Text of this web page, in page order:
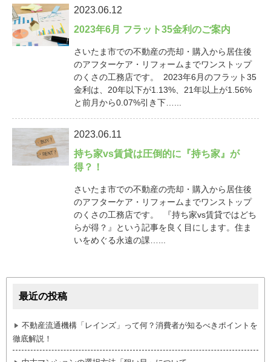
2023.06.12
2023年6月 フラット35金利のご案内
さいたま市での不動産の売却・購入から居住後
のアフターケア・リフォームまでワンストップ
のくさの工務店です。 2023年6月のフラット35
金利は、20年以下が1.13%、21年以上が1.56%
と前月から0.07%引き下…...
2023.06.11
持ち家vs賃貸は圧倒的に『持ち家』が
得？！
さいたま市での不動産の売却・購入から居住後
のアフターケア・リフォームまでワンストップ
のくさの工務店です。 『持ち家vs賃貸ではどち
らが得？』という記事を良く目にします。住ま
いをめぐる永遠の課…...
最近の投稿
不動産流通機構「レインズ」って何？消費者が知るべきポイントを
徹底解説！